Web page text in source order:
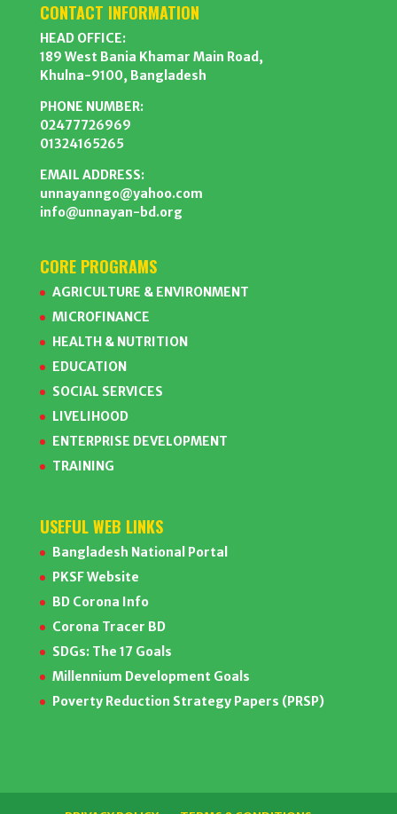
CONTACT INFORMATION
HEAD OFFICE:
189 West Bania Khamar Main Road,
Khulna-9100, Bangladesh
PHONE NUMBER:
02477726969
01324165265
EMAIL ADDRESS:
unnayanngo@yahoo.com
info@unnayan-bd.org
CORE PROGRAMS
AGRICULTURE & ENVIRONMENT
MICROFINANCE
HEALTH & NUTRITION
EDUCATION
SOCIAL SERVICES
LIVELIHOOD
ENTERPRISE DEVELOPMENT
TRAINING
USEFUL WEB LINKS
Bangladesh National Portal
PKSF Website
BD Corona Info
Corona Tracer BD
SDGs: The 17 Goals
Millennium Development Goals
Poverty Reduction Strategy Papers (PRSP)